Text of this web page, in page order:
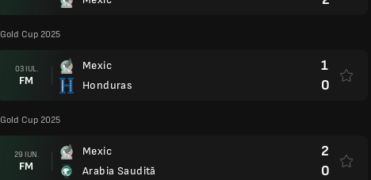
Gold Cup 2025
03 IUL.
FM
Mexic
Honduras
1
0
Gold Cup 2025
29 IUN.
FM
Mexic
Arabia Saudită
2
0